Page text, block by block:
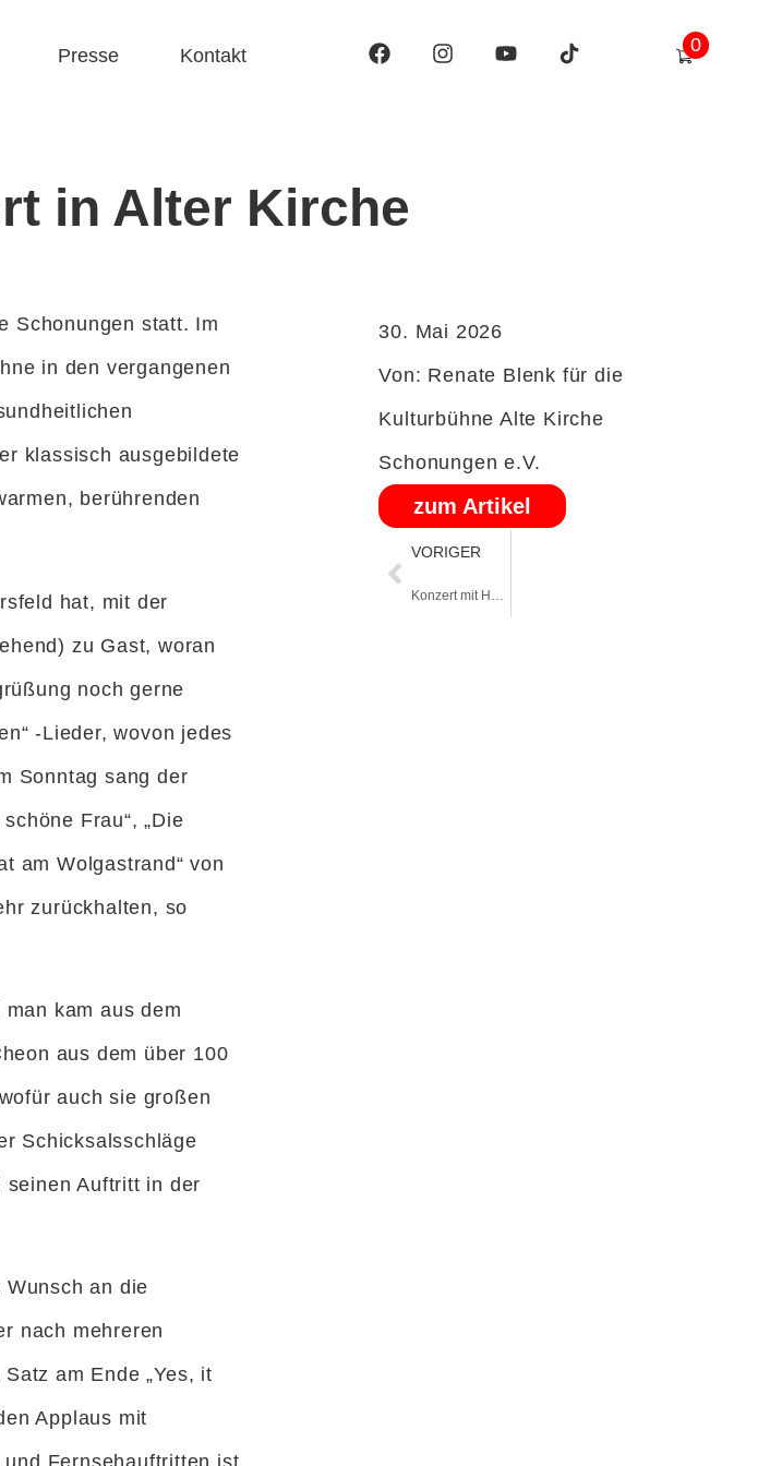
Presse Kontakt
0
in Alter Kirche
Schonungen statt. Im
in den vergangenen
klassisch ausgebildete
berührenden
hat, mit der
zu Gast, woran
noch gerne
-Lieder, wovon jedes
Sonntag sang der
Frau“, „Die
am Wolgastrand“ von
zurückhalten, so
kam aus dem
aus dem über 100
auch sie großen
Schicksalsschläge
seinen Auftritt in der
an die
nach mehreren
am Ende „Yes, it
Applaus mit
30. Mai 2026
Von: Renate Blenk für die
Kulturbühne Alte Kirche
Schonungen e.V.
zum Artikel
VORIGER
Konzert mit Herbert Wüscher am 17. Mai in der Alten Kirche Schonungen